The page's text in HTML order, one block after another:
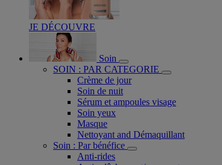
JE DÉCOUVRE
Soin
SOIN : PAR CATEGORIE
Crème de jour
Soin de nuit
Sérum et ampoules visage
Soin yeux
Masque
Nettoyant and Démaquillant
Soin : Par bénéfice
Anti-rides